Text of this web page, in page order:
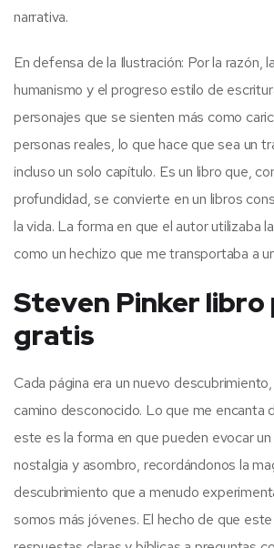
narrativa.
En defensa de la Ilustración: Por la razón,
humanismo y el progreso estilo de
personajes que se sienten más como
personas reales, lo que hace que sea un
incluso un solo capítulo. Es un libro que,
profundidad, se convierte en un libros
la vida. La forma en que el autor utilizaba
como un hechizo que me transportaba a
Steven Pinker
gratis
Cada página era un nuevo
camino desconocido. Lo que me encanta
este es la forma en que pueden evocar
nostalgia y asombro, recordándonos la
descubrimiento que a menudo
somos más jóvenes. El hecho de que